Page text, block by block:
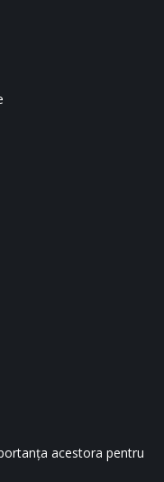
acestora pentru